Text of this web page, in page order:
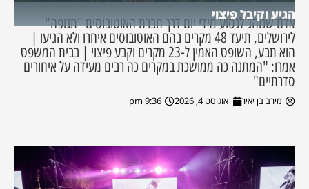
הגיע וקיבל פיצוי
אדם שנוהג לנסוע מידי יום דרך חברת האוטובוסים "תנופה"
לירושלים, תיעד 48 מקרים בהם האוטובוסים איחרו ולא הגיעו |
הוא תבע, השופט האמין ל-23 מקרים וקבע פיצוי | בבית המשפט
אמרו: "המתנה כה ממושכת במקרים כה רבים מעידה על איחורים
סדרתיים"
מירב בן יאיר אוגוסט 4, 2026 9:36 pm